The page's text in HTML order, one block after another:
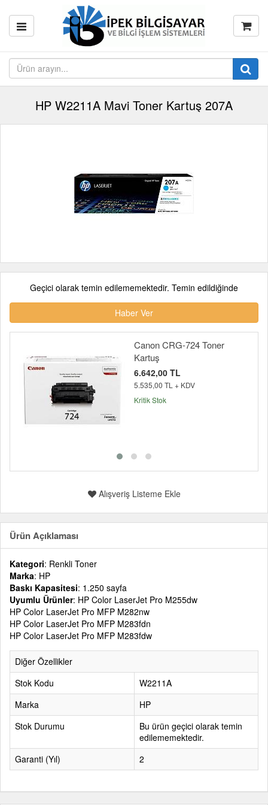
HP W2211A Mavi Toner Kartuş 207A
Geçici olarak temin edilememektedir. Temin edildiğinde
Haber Ver
Canon CRG-724 Toner
Kartuş
6.642,00 TL
5.535,00 TL + KDV
Kritik Stok
Alışveriş Listeme Ekle
Ürün Açıklaması
Kategori: Renkli Toner
Marka: HP
Baskı Kapasitesi: 1.250 sayfa
Uyumlu Ürünler: HP Color LaserJet Pro M255dw
HP Color LaserJet Pro MFP M282nw
HP Color LaserJet Pro MFP M283fdn
HP Color LaserJet Pro MFP M283fdw
Diğer Özellikler
Stok Kodu
W2211A
Marka
HP
Stok Durumu
Bu ürün geçici olarak temin
edilememektedir.
Garanti (Yıl)
2